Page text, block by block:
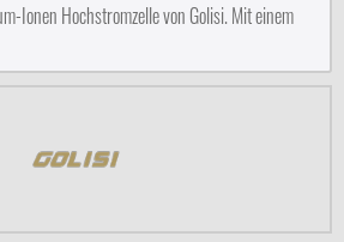
Ionen Hochstromzelle von Golisi. Mit einem